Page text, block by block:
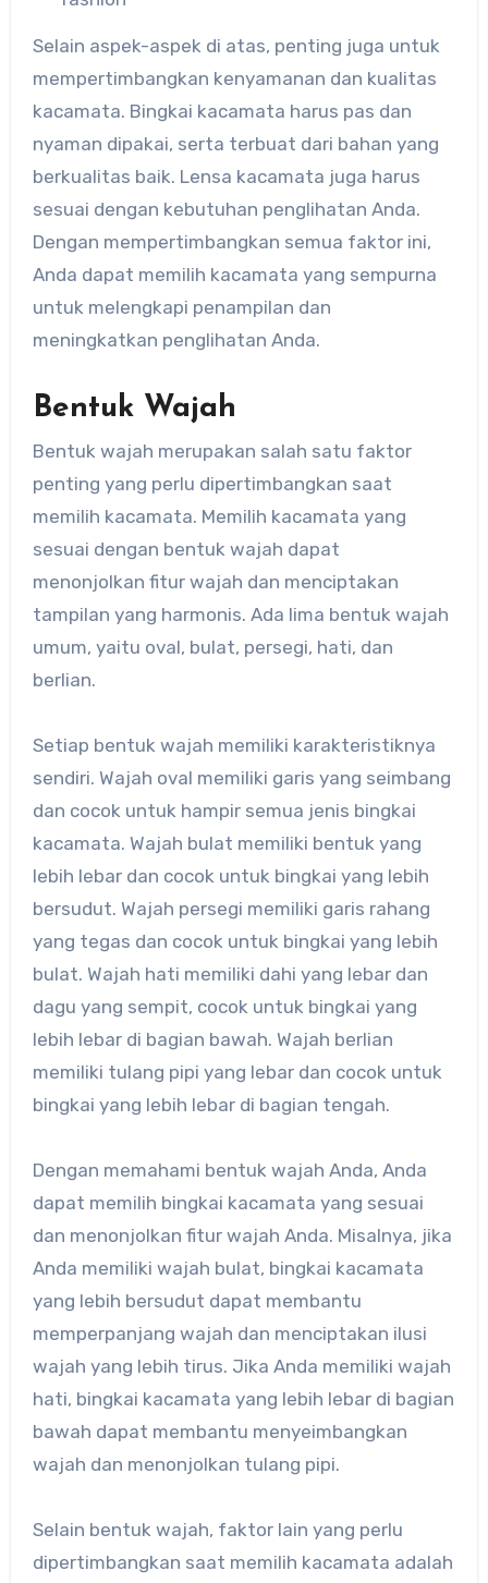
Selain aspek-aspek di atas, penting juga untuk
mempertimbangkan kenyamanan dan kualitas
kacamata. Bingkai kacamata harus pas dan
nyaman dipakai, serta terbuat dari bahan yang
berkualitas baik. Lensa kacamata juga harus
sesuai dengan kebutuhan penglihatan Anda.
Dengan mempertimbangkan semua faktor ini,
Anda dapat memilih kacamata yang sempurna
untuk melengkapi penampilan dan
meningkatkan penglihatan Anda.
Bentuk Wajah
Bentuk wajah merupakan salah satu faktor
penting yang perlu dipertimbangkan saat
memilih kacamata. Memilih kacamata yang
sesuai dengan bentuk wajah dapat
menonjolkan fitur wajah dan menciptakan
tampilan yang harmonis. Ada lima bentuk wajah
umum, yaitu oval, bulat, persegi, hati, dan
berlian.
Setiap bentuk wajah memiliki karakteristiknya
sendiri. Wajah oval memiliki garis yang seimbang
dan cocok untuk hampir semua jenis bingkai
kacamata. Wajah bulat memiliki bentuk yang
lebih lebar dan cocok untuk bingkai yang lebih
bersudut. Wajah persegi memiliki garis rahang
yang tegas dan cocok untuk bingkai yang lebih
bulat. Wajah hati memiliki dahi yang lebar dan
dagu yang sempit, cocok untuk bingkai yang
lebih lebar di bagian bawah. Wajah berlian
memiliki tulang pipi yang lebar dan cocok untuk
bingkai yang lebih lebar di bagian tengah.
Dengan memahami bentuk wajah Anda, Anda
dapat memilih bingkai kacamata yang sesuai
dan menonjolkan fitur wajah Anda. Misalnya, jika
Anda memiliki wajah bulat, bingkai kacamata
yang lebih bersudut dapat membantu
memperpanjang wajah dan menciptakan ilusi
wajah yang lebih tirus. Jika Anda memiliki wajah
hati, bingkai kacamata yang lebih lebar di bagian
bawah dapat membantu menyeimbangkan
wajah dan menonjolkan tulang pipi.
Selain bentuk wajah, faktor lain yang perlu
dipertimbangkan saat memilih kacamata adalah